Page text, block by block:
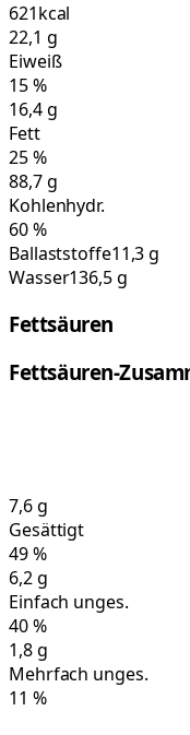
621kcal
22,1 g
Eiweiß
15%
16,4g
Fett
25%
88,7g
Kohlenhydr.
60%
Ballaststoffe11,3 g
Wasser136,5 g
Fettsäuren
Fettsäuren-
7,6g
Gesättigt
49%
6,2g
Einfach unges.
40%
1,8g
Mehrfach unges.
11 %